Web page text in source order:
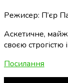
Режисер: П’єр
Аскетичне,
своєю строгістю
Посилання